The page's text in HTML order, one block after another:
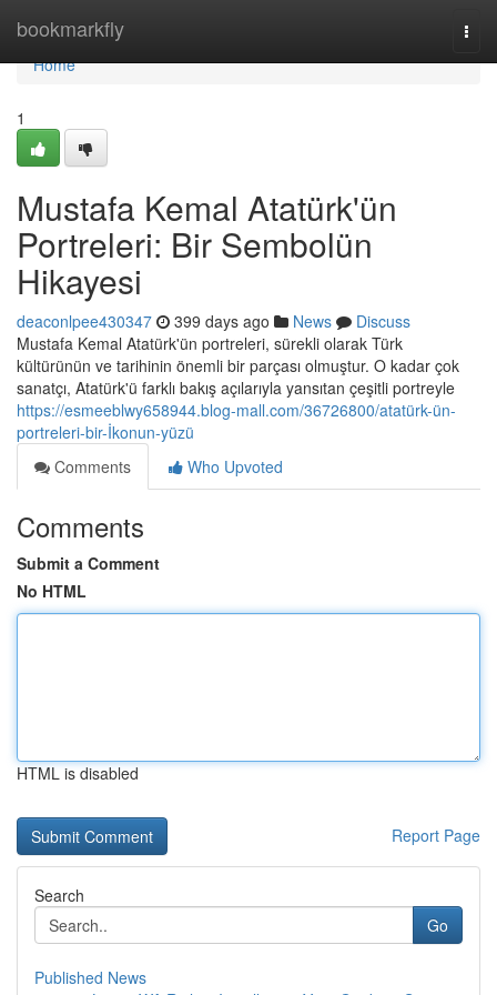
bookmarkfly
Home
Home
1
Mustafa Kemal Atatürk'ün
Portreleri: Bir Sembolün
Hikayesi
deaconlpee430347 399 days ago News
Discuss
Mustafa Kemal Atatürk'ün portreleri, sürekli olarak Türk
kültürünün ve tarihinin önemli bir parçası olmuştur. O kadar çok
sanatçı, Atatürk'ü farklı bakış açılarıyla yansıtan çeşitli portreyle
https://esmeeblwy658944.blog-mall.com/36726800/atatürk-ün-
portreleri-bir-İkonun-yüzü
Comments
Who Upvoted
Comments
Submit a Comment
No HTML
HTML is disabled
Report Page
Search
Go
Published News